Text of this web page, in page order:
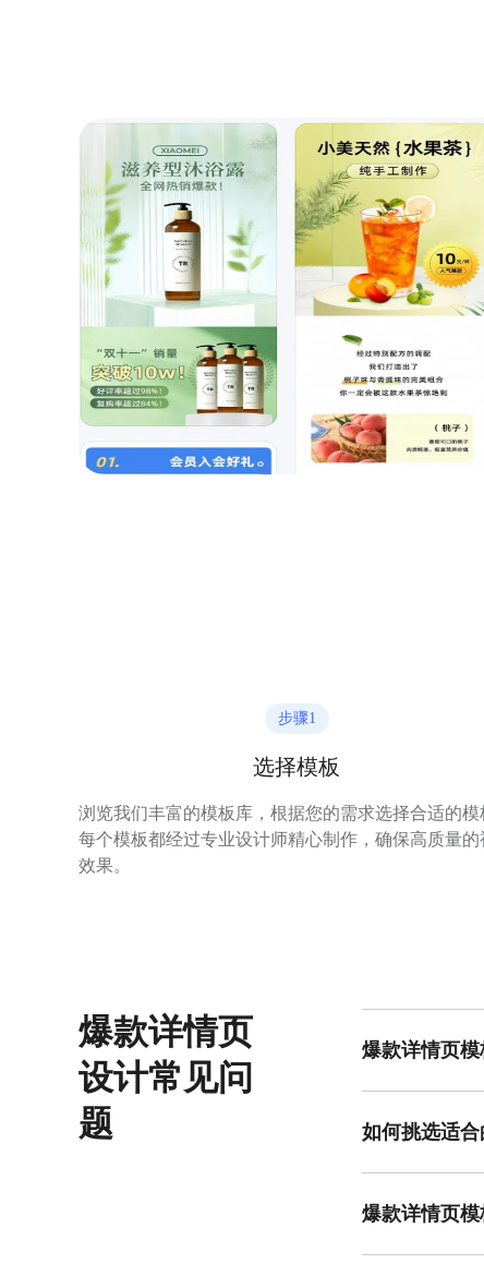
步骤1
选择模板
浏览我们丰富的模板库，根据您的需求选择合适的模
每个模板都经过专业设计师精心制作，确保高质量的
效果。
爆款详情页
设计常见问
题
爆款详情页
和购买欲望，因
如何挑选适
效率，从而促进
爆款详情页